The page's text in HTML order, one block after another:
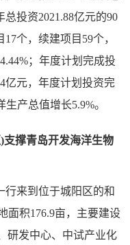
投资2021.88亿元的90
个，续建项目59个，
；年度计划完成投
亿元，年度计划投资完
产总值增长5.9%。
撑青岛开发海洋生物
行来到位于城阳区的和
面积176.9亩，主要建设
研发中心、中试产业化